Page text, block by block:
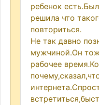
ребенок
решила что
повториться.
Не так давно
мужчиной.Он
рабочее